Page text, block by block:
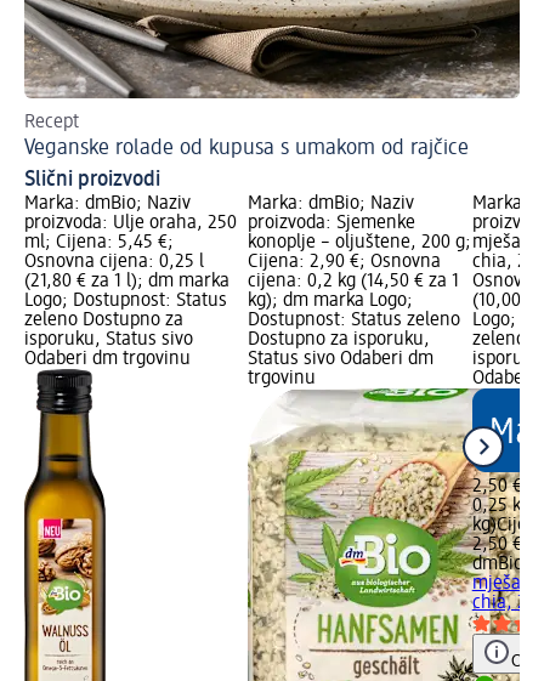
Recept
Veganske rolade od kupusa s umakom od rajčice
Slični proizvodi
Marka: dmBio; Naziv
proizvoda: Ulje oraha, 250
ml; Cijena: 5,45 €;
Osnovna cijena: 0,25 l
(21,80 € za 1 l); dm marka
Logo; Dostupnost: Status
zeleno Dostupno za
isporuku, Status sivo
Odaberi dm trgovinu
Marka: dmBio; Naziv
proizvoda: Sjemenke
konoplje – oljuštene, 200 g;
Cijena: 2,90 €; Osnovna
cijena: 0,2 kg (14,50 € za 1
kg); dm marka Logo;
Dostupnost: Status zeleno
Dostupno za isporuku,
Status sivo Odaberi dm
trgovinu
Marka:
chia,
(10,00 €
Logo;
zeleno
Odaberi
2,50 €
0,25 kg
kg)
2,50 €
dmBio
chia,